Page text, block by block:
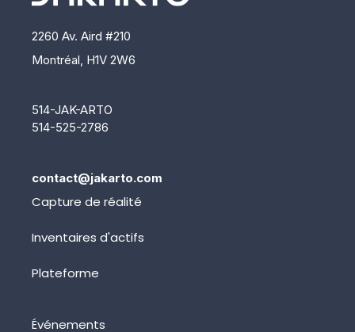
2260 Av. Aird #210
Montréal, H1V 2W6
514-JAK-ARTO
514-525-2786
contact@jakarto.com
Capture de réalité
Inventaires d'actifs
Plateforme
Événements